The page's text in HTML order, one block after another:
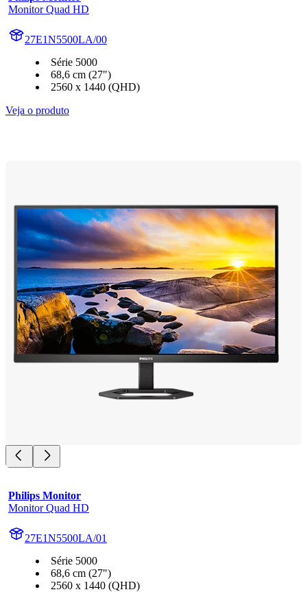
Monitor Quad HD
27E1N5500LA/00
Série 5000
68,6 cm (27")
2560 x 1440 (QHD)
Veja o produto
Philips Monitor
Monitor Quad HD
27E1N5500LA/01
Série 5000
68,6 cm (27")
2560 x 1440 (QHD)